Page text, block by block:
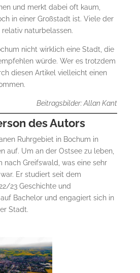
und merkt dabei oft kaum,
in einer Großstadt ist. Viele der
naturbelassen.
nicht wirklich eine Stadt, die
würde. Wer es trotzdem
diesen Artikel vielleicht einen
Beitragsbilder: Allan Kant
des Autors
Ruhrgebiet in Bochum in
auf. Um an der Ostsee zu leben,
nach Greifswald, was eine sehr
Er studiert seit dem
23 Geschichte und
Bachelor und engagiert sich in
Stadt.